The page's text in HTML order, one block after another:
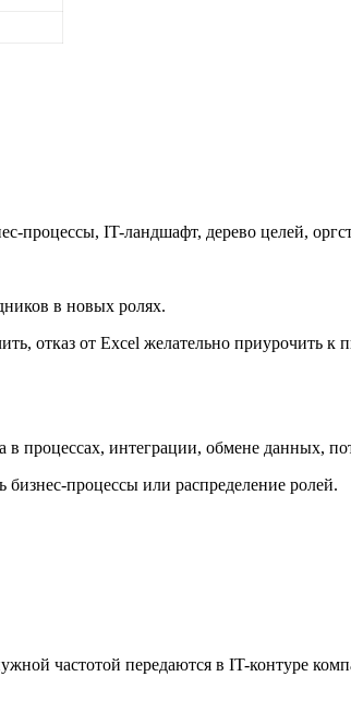
процессы, IT-ландшафт, дерево целей,
в новых ролях.
отказ от Excel желательно приурочить к
процессах, интеграции, обмене данных,
бизнес-процессы или распределение ролей.
частотой передаются в IT-контуре